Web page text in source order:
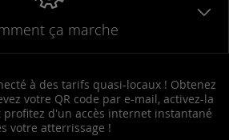
ça marche
à des tarifs quasi-locaux ! Obtenez
votre QR code par e-mail, activez-la
profitez d'un accès internet instantané
votre atterrissage !